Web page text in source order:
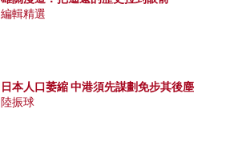
編輯精選
日本人口萎縮 中港須先謀劃免步其後塵
陸振球